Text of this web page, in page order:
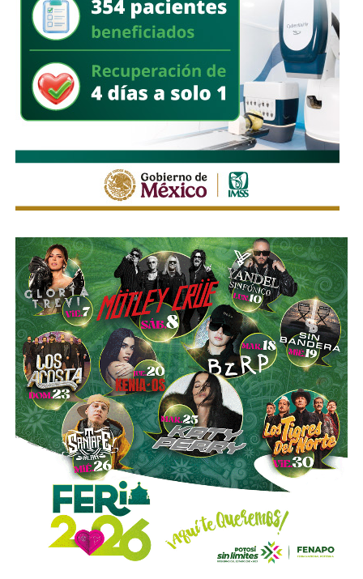
vulnerabilidad,al no contar con las condiciones legales
previstas por la normativa estatal.
“Es la empresa la que no cumple con lo que las leyes
locales establecen y eso deja a los operadores en estado
de indefensión”, señaló.
Respecto a la llegada de nuevas plataformas digitales al
estado, Martínez Acosta consideró que la
competencia representa una oportunidad para
mejorar la calidad del servicio de transporte.
“Hoy el gremio del taxismo entiende que la competencia
es buena. Ellos estarán tratando de mejorar y brindar un
mejor servicio, mientras que la ciudadanía podrá elegir la
opción que considere más conveniente”, comentó.
La titular de la SCT reiteró que, mientras Uber no complete
el procedimiento administrativo y cumpla con las
obligaciones previstas en la ley, la plataforma no podrá
prestar el servicio de transporte en San Luis Potosí.
También lee:Ya es oficial: MiTaxi será la plataforma oficial
de transporte de la Fenapo 2026